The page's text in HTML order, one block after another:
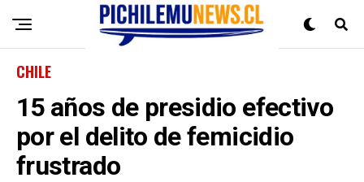
CHILE
15 años de presidio efectivo
por el delito de femicidio
frustrado